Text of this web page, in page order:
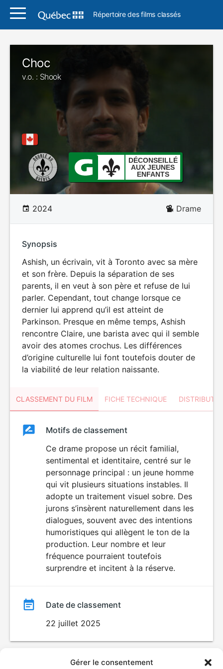
Gérer le consentement
Répertoire des films classés
Choc
v.o. : Shook
DÉCONSEILLÉ
AUX JEUNES
ENFANTS
2024 Drame
Synopsis
Ashish, un écrivain, vit à Toronto avec sa mère
et son frère. Depuis la séparation de ses
parents, il en veut à son père et refuse de lui
parler. Cependant, tout change lorsque ce
dernier lui apprend qu’il est atteint de
Parkinson. Presque en même temps, Ashish
rencontre Claire, une barista avec qui il semble
avoir des atomes crochus. Les différences
d’origine culturelle lui font toutefois douter de
la viabilité de leur relation naissante.
CLASSEMENT DU FILM FICHE TECHNIQUE
ClassementClassement
DÉCONSEILLÉ
AUX JEUNES
ENFANTS
Motifs de classement
Ce drame propose un récit familial,
sentimental et identitaire, centré sur le
personnage principal : un jeune homme
qui vit plusieurs situations instables. Il
adopte un traitement visuel sobre. Des
jurons s’insèrent naturellement dans les
dialogues, souvent avec des intentions
humoristiques qui allègent le ton de la
production. Leur nombre et leur
fréquence pourraient toutefois
surprendre et incitent à la réserve.
Date de classement
22 juillet 2025